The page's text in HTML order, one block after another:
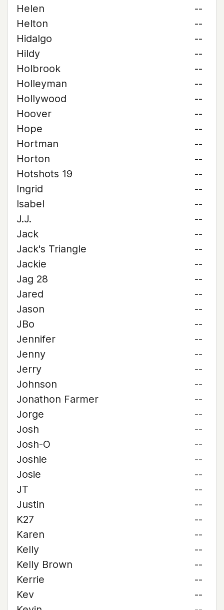
Helen
--
Helton
--
Hidalgo
--
Hildy
--
Holbrook
--
Holleyman
--
Hollywood
--
Hoover
--
Hope
--
Hortman
--
Horton
--
Hotshots 19
--
Ingrid
--
Isabel
--
J.J.
--
Jack
--
Jack's Triangle
--
Jackie
--
Jag 28
--
Jared
--
Jason
--
JBo
--
Jennifer
--
Jenny
--
Jerry
--
Johnson
--
Jonathon Farmer
--
Jorge
--
Josh
--
Josh-O
--
Joshie
--
Josie
--
JT
--
Justin
--
K27
--
Karen
--
Kelly
--
Kelly Brown
--
Kerrie
--
Kev
--